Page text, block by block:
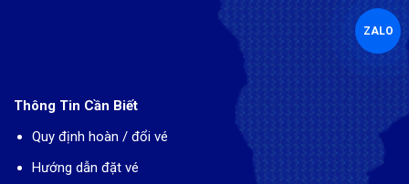
Thông Tin Cần Biết
Quy định hoàn / đổi vé
Hướng dẫn đặt vé
ZALO